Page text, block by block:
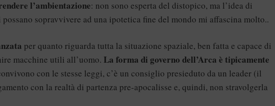
l’ambientazione: non sono esperta del distopico, ma l’idea di
sopravvivere ad una ipotetica fine del mondo mi affascina molto..
per quanto riguarda tutta la situazione spaziale, ben fatta e capace di
macchine utili all’uomo. La forma di governo dell’Arca è tipicamente
con le stesse leggi, c’è un consiglio presieduto da un leader (il
con la realtà di partenza pre-apocalisse e, quindi, non stravolgerla